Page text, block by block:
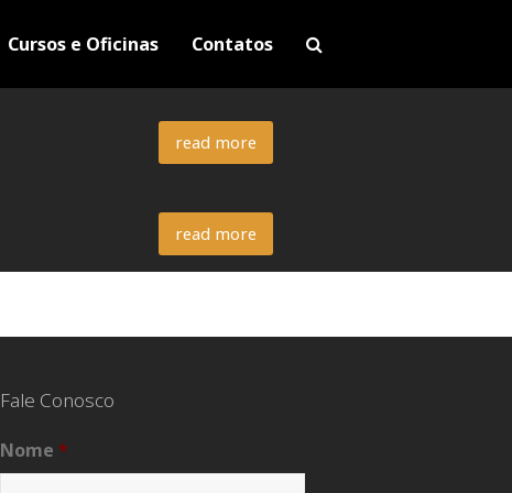
Cursos e Oficinas Contatos
read more
read more
Fale Conosco
Nome *